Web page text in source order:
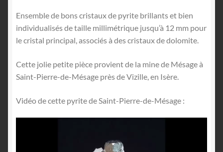
Ensemble de bons cristaux de pyrite brillants et bien
individualisés de taille millimétrique jusqu’à 12 mm pour
le cristal principal, associés à des cristaux de dolomite.
Cette jolie petite pièce provient de la mine de Mésage à
Saint-Pierre-de-Mésage près de Vizille, en Isère.
Vidéo de cette pyrite de Saint-Pierre-de-Mésage :